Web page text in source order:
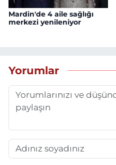
Mardin'de 4 aile sağlığı
merkezi yenileniyor
Yorumlar